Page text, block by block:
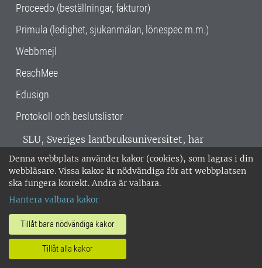
Denna webbplats använder kakor (cookies), som lagras i din
webbläsare. Vissa kakor är nödvändiga för att webbplatsen
ska fungera korrekt. Andra är valbara.
Hantera valbara kakor
Tillåt bara nödvändiga kakor
Tillåt alla kakor
Proceedo (beställningar, fakturor)
Primula (ledighet, sjukanmälan, lönespec m.m.)
Webbmejl
ReachMee
Edusign
Protokoll och beslutslistor
SLU, Sveriges lantbruksuniversitet, har
verksamhet över hela Sverige. Huvudorter är
Alnarp, Uppsala och Umeå.SLU är
miljöcertifierat enligt ISO 14001. •
018-67 10 00 • Org nr: 202100-2817 •
Om SLU:s webbplatser
•Hantera kakor•Behandling av
personuppgifter